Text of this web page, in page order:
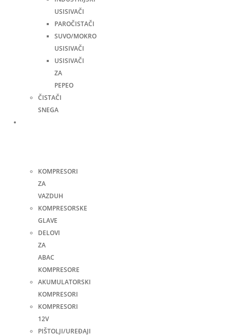
USISIVAČI
PAROČISTAČI
SUVO/MOKRO
USISIVAČI
USISIVAČI
ZA
PEPEO
ČISTAČI
SNEGA
KOMPRESORI
ZA
VAZDUH
KOMPRESORSKE
GLAVE
DELOVI
ZA
ABAC
KOMPRESORE
AKUMULATORSKI
KOMPRESORI
KOMPRESORI
12V
PIŠTOLJI/UREĐAJI